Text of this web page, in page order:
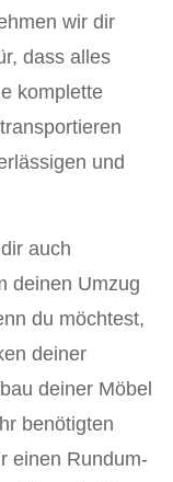
wir dir
dass alles
komplette
transportieren
und
auch
deinen Umzug
du möchtest,
deiner
deiner Möbel
benötigten
einen Rundum-